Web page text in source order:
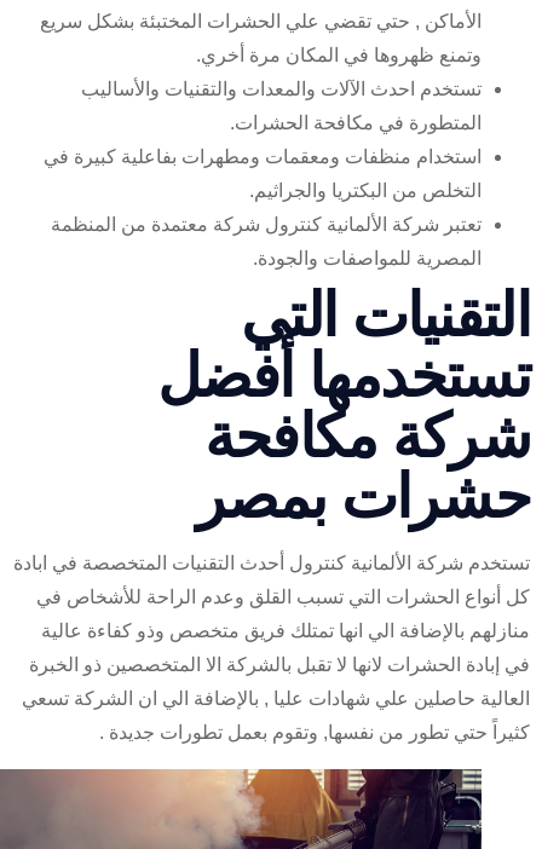
الأماكن , حتي تقضي علي الحشرات المختبئة بشكل سريع
وتمنع ظهروها في المكان مرة أخري.
تستخدم احدث الآلات والمعدات والتقنيات والأساليب
المتطورة في مكافحة الحشرات.
استخدام منظفات ومعقمات ومطهرات بفاعلية كبيرة في
التخلص من البكتريا والجراثيم.
تعتبر شركة الألمانية كنترول شركة معتمدة من المنظمة
المصرية للمواصفات والجودة.
التي
أفضل
مكافحة
بمصر
شركة الألمانية كنترول أحدث التقنيات المتخصصة في ابادة
الحشرات التي تسبب القلق وعدم الراحة للأشخاص في
بالإضافة الي انها تمتلك فريق متخصص وذو كفاءة عالية
الحشرات لانها لا تقبل بالشركة الا المتخصصين ذو الخبرة
حاصلين علي شهادات عليا , بالإضافة الي ان الشركة تسعي
حتي تطور من نفسها, وتقوم بعمل تطورات جديدة .